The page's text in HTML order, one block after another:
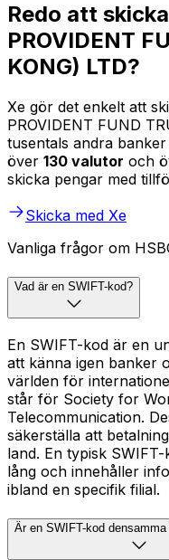
Redo att
PROVIDENT
KONG) LTD?
Xe gör det enkelt att
PROVIDENT FUND
tusentals andra
över 130 valutor och
skicka pengar med
Skicka med Xe
Vanliga frågor om
Vad är en SWIFT-kod?
En SWIFT-kod är en
att känna igen banker
världen för
står för Society for
Telecommunication.
säkerställa att
land. En typisk
lång och innehåller
ibland en specifik filial.
Är en SWIFT-kod